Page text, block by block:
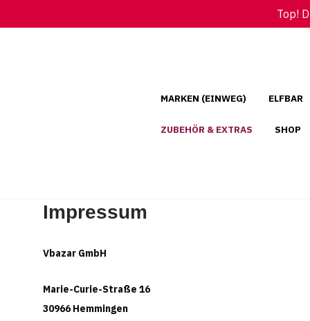
KOSTENLOSER
MARKEN (EINWEG) ELFBAR
ZUBEHÖR & EXTRAS SHOP
Impressum
Vbazar GmbH
Marie-Curie-Straße 16
30966 Hemmingen
Top!